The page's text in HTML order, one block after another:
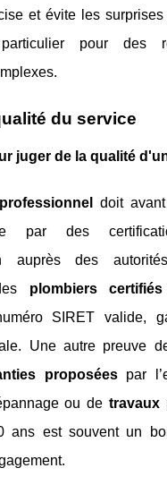
et évite les
pour des
du service
juger de la qualité
doit
par des
auprès des
plombiers certifiés
SIRET valide,
Une autre preuve
proposéespar
ou de travaux
ans est souvent un